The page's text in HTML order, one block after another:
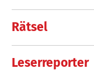
Rätsel
Leserreporter